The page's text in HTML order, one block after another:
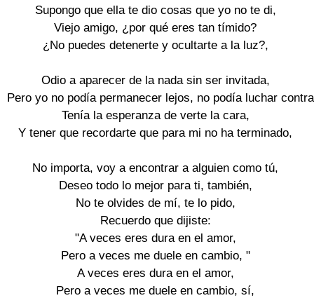
Supongo que ella te dio cosas que yo no te di,
Viejo amigo, ¿por qué eres tan tímido?
¿No puedes detenerte y ocultarte a la luz?,
Odio a aparecer de la nada sin ser invitada,
Pero yo no podía permanecer lejos, no podía luchar
Tenía la esperanza de verte la cara,
Y tener que recordarte que para mi no ha terminado,
No importa, voy a encontrar a alguien como tú,
Deseo todo lo mejor para ti, también,
No te olvides de mí, te lo pido,
Recuerdo que dijiste:
"A veces eres dura en el amor,
Pero a veces me duele en cambio, "
A veces eres dura en el amor,
Pero a veces me duele en cambio, sí,